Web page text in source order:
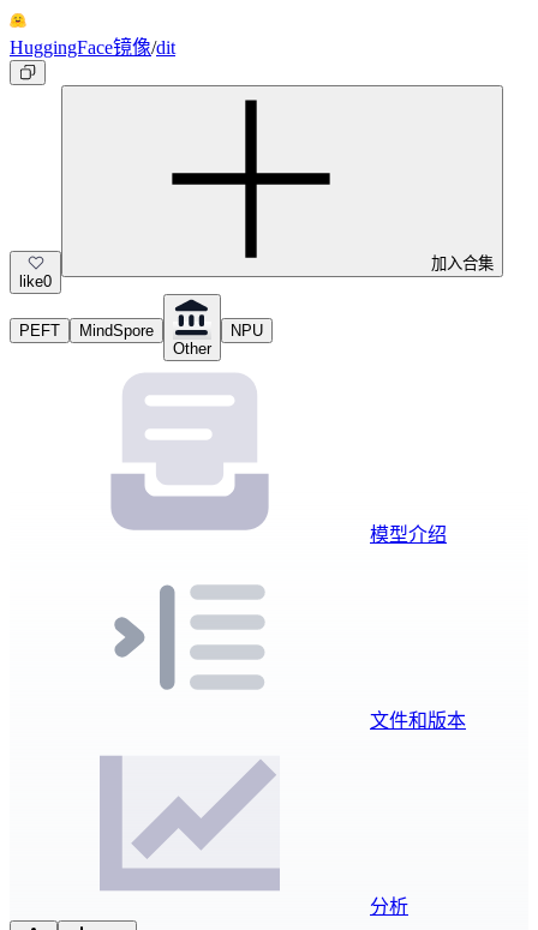
HuggingFace镜像/dit
like0
加入合集
PEFT
MindSpore
Other
NPU
模型介绍
文件和版本
分析